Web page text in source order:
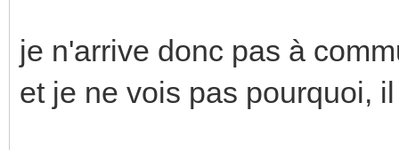
je n'arrive donc pas à
et je ne vois pas pourquoi,